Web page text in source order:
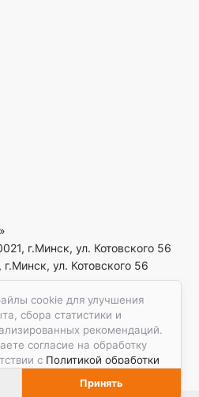
cookie для улучшения
сбора статистики и
рекомендаций.
согласие на обработку
с Политикой обработки
Принять
г.Минск, ул. Котовского 56
ул. Котовского 56
3553 3010 0933 в ЗАО "Банк